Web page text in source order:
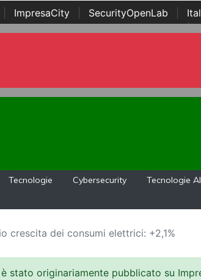
ImpresaCity SecurityOpenLab
Awards |
Tecnologie Cybersecurity Tecnologie AI
crescita dei consumi elettrici: +2,1%
stato originariamente pubblicato su